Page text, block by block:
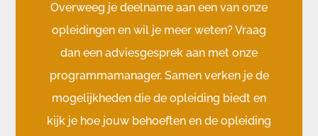
Overweeg je deelname aan een van onze
opleidingen en wil je meer weten? Vraag
dan een adviesgesprek aan met onze
programmamanager. Samen verken je de
mogelijkheden die de opleiding biedt en
kijk je hoe jouw behoeften en de opleiding